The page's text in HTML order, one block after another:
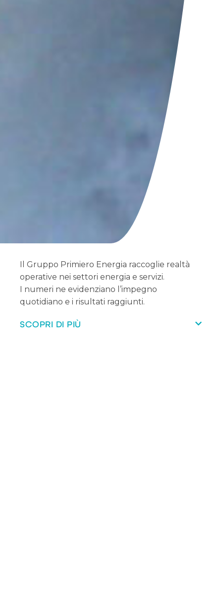
Il Gruppo Primiero Energia raccoglie realtà
operative nei settori energia e servizi.
I numeri ne evidenziano l’impegno
quotidiano e i risultati raggiunti.
SCOPRI DI PIÙ